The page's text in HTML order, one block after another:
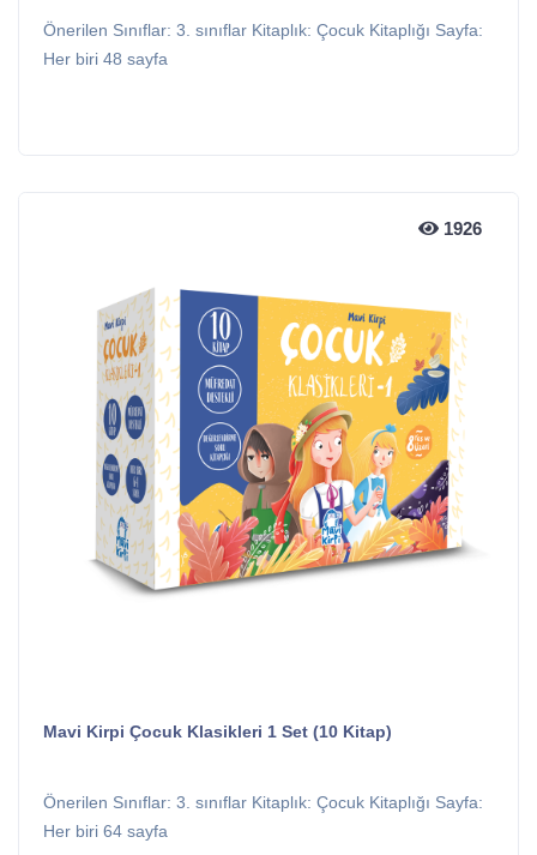
Önerilen Sınıflar: 3. sınıflar Kitaplık: Çocuk Kitaplığı Sayfa:
Her biri 48 sayfa
1926
1926
Mavi Kirpi Çocuk Klasikleri 1 Set (10 Kitap)
Önerilen Sınıflar: 3. sınıflar Kitaplık: Çocuk Kitaplığı Sayfa:
Her biri 64 sayfa